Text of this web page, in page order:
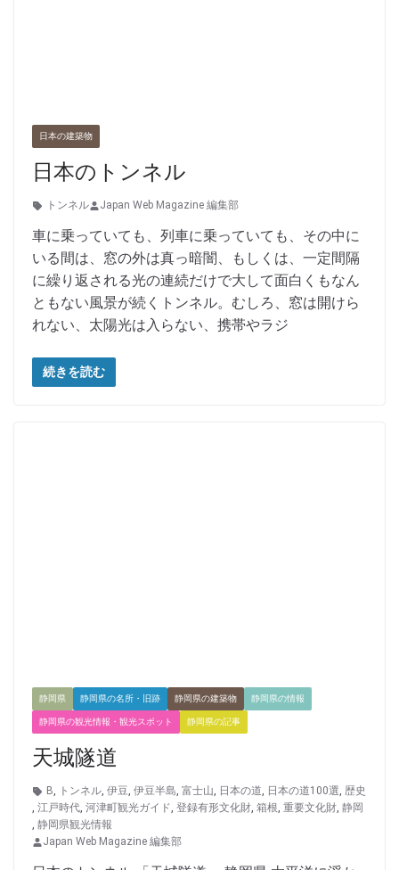
日本の建築物
日本のトンネル
トンネル Japan Web Magazine 編集部
車に乗っていても、列車に乗っていても、その中に
いる間は、窓の外は真っ暗闇、もしくは、一定間隔
に繰り返される光の連続だけで大して面白くもなん
ともない風景が続くトンネル。むしろ、窓は開けら
れない、太陽光は入らない、携帯やラジ
続きを読む
静岡県 静岡県の名所・旧跡 静岡県の建築物 静岡県の情報
静岡県の観光情報・観光スポット 静岡県の記事
天城隧道
B, トンネル, 伊豆, 伊豆半島, 富士山, 日本の道, 日本の道100選, 歴史
, 江戸時代, 河津町観光ガイド, 登録有形文化財, 箱根, 重要文化財, 静岡
, 静岡県観光情報
Japan Web Magazine 編集部